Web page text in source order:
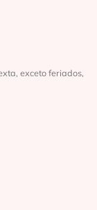
exceto feriados,